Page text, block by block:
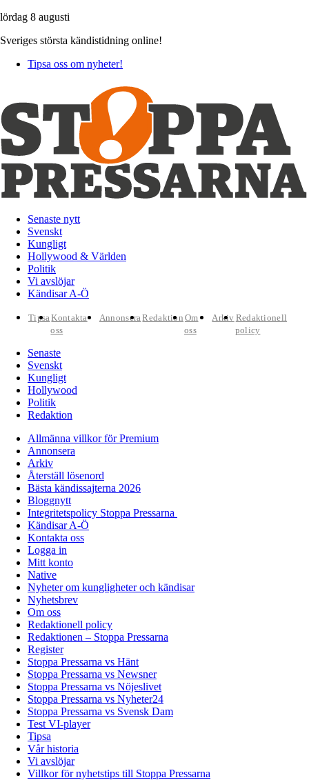
lördag 8 augusti
Sveriges största kändistidning online!
Tipsa oss om nyheter!
Senaste nytt
Svenskt
Kungligt
Hollywood & Världen
Politik
Vi avslöjar
Kändisar A-Ö
TipsaKontakta
oss
AnnonseraRedaktion Om
oss
Arkiv Redaktionell
policy
Senaste
Svenskt
Kungligt
Hollywood
Politik
Redaktion
Allmänna villkor för Premium
Annonsera
Arkiv
Återställ lösenord
Bästa kändissajterna 2026
Bloggnytt
Integritetspolicy Stoppa Pressarna
Kändisar A-Ö
Kontakta oss
Logga in
Mitt konto
Native
Nyheter om kungligheter och kändisar
Nyhetsbrev
Om oss
Redaktionell policy
Redaktionen – Stoppa Pressarna
Register
Stoppa Pressarna vs Hänt
Stoppa Pressarna vs Newsner
Stoppa Pressarna vs Nöjeslivet
Stoppa Pressarna vs Nyheter24
Stoppa Pressarna vs Svensk Dam
Test VI-player
Tipsa
Vår historia
Vi avslöjar
Villkor för nyhetstips till Stoppa Pressarna